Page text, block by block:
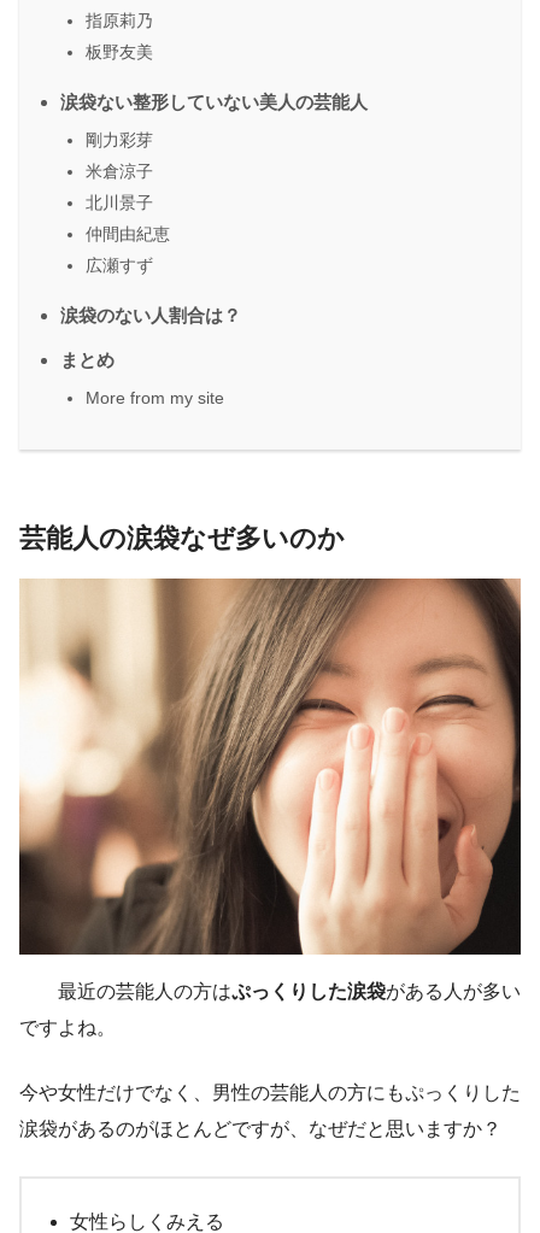
指原莉乃
板野友美
涙袋ない整形していない美人の芸能人
剛力彩芽
米倉涼子
北川景子
仲間由紀恵
広瀬すず
涙袋のない人割合は？
まとめ
More from my site
芸能人の涙袋なぜ多いのか
最近の芸能人の方はぷっくりした涙袋がある人が多い
ですよね。
今や女性だけでなく、男性の芸能人の方にもぷっくりした
涙袋があるのがほとんどですが、なぜだと思いますか？
女性らしくみえる